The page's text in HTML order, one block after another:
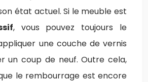
état actuel. Si le meuble est
, vous pouvez toujours le
une couche de vernis
un coup de neuf. Outre cela,
le rembourrage est encore